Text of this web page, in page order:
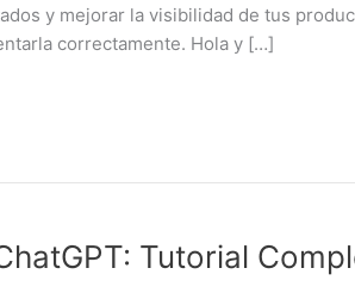
y mejorar la visibilidad de tus
correctamente. Hola y […]
Tutorial